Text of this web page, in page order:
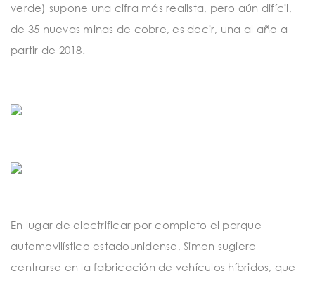
verde) supone una cifra más realista, pero aún difícil,
de 35 nuevas minas de cobre, es decir, una al año a
partir de 2018.
En lugar de electrificar por completo el parque
automovilístico estadounidense, Simon sugiere
centrarse en la fabricación de vehículos híbridos, que